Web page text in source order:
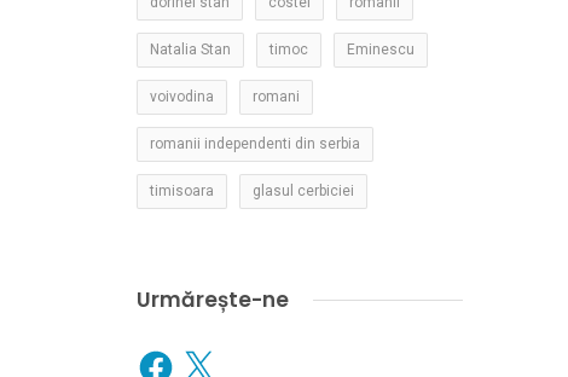
Natalia Stan timoc Eminescu
voivodina romani
romanii independenti din serbia
timisoara glasul cerbiciei
Urmărește-ne
Facebook
X